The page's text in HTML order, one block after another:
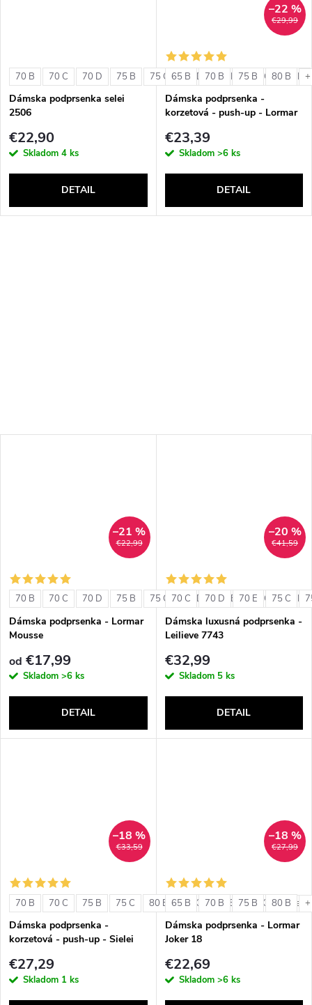
70 B 70 C 70 D 75 B 75 C 75 D 80 B 80 C 80 D
Dámska podprsenka selei
2506
€22,90
Skladom 4 ks
DETAIL
€29,99
–22 %
65 B 70 B 75 B 80 B
Dámska podprsenka -
korzetová - push-up - Lormar
€23,39
Skladom >6 ks
DETAIL
€22,99
–21 %
70 B 70 C 70 D 75 B 75 C 75 D 80 B 80 C 80 D
Dámska podprsenka - Lormar
Mousse
od €17,99
Skladom >6 ks
DETAIL
€41,59
–20 %
70 C 70 D 70 E 75 C
Dámska luxusná podprsenka -
Leilieve 7743
€32,99
Skladom 5 ks
DETAIL
€33,59
–18 %
70 B 70 C 75 B 75 C 80 B 80 C 85 B 85 C +
Dámska podprsenka -
korzetová - push-up - Sielei
€27,29
Skladom 1 ks
€27,99
–18 %
65 B 70 B 75 B 80 B
Dámska podprsenka - Lormar
Joker 18
€22,69
Skladom >6 ks